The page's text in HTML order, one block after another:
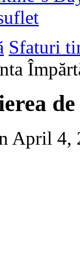
Sfaturi
April 4,